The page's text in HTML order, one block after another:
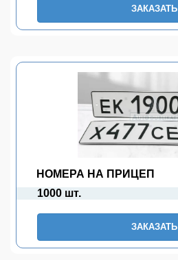
ЗАКАЗАТЬ
НОМЕРА НА ПРИЦЕП
1000 шт.
ЗАКАЗАТЬ